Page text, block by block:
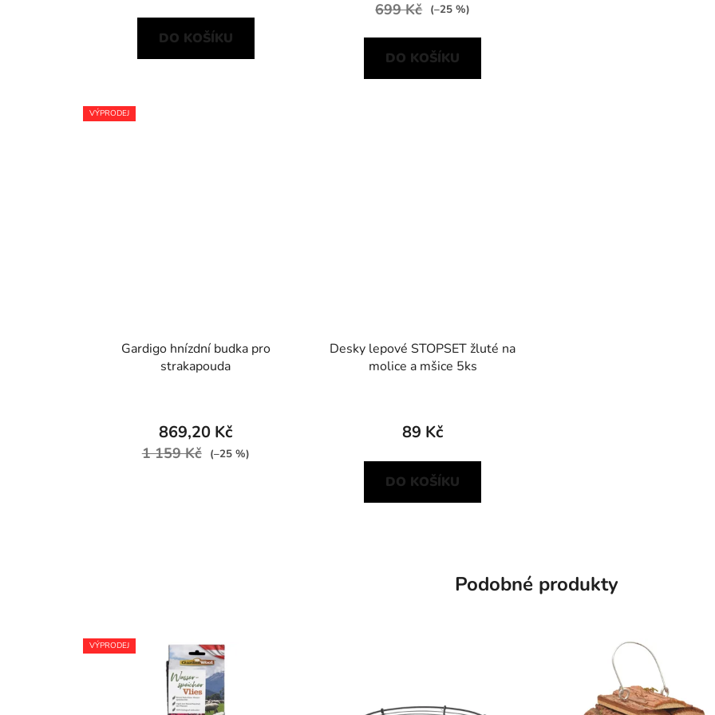
DO KOŠÍKU
699 Kč (–25 %)
DO KOŠÍKU
VÝPRODEJ
Gardigo hnízdní budka pro
strakapouda
869,20 Kč
1 159 Kč (–25 %)
Desky lepové STOPSET žluté na
molice a mšice 5ks
89 Kč
DO KOŠÍKU
Podobné produkty
VÝPRODEJ